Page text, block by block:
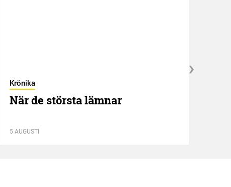
Krönika
När de största lämnar
5 AUGUSTI